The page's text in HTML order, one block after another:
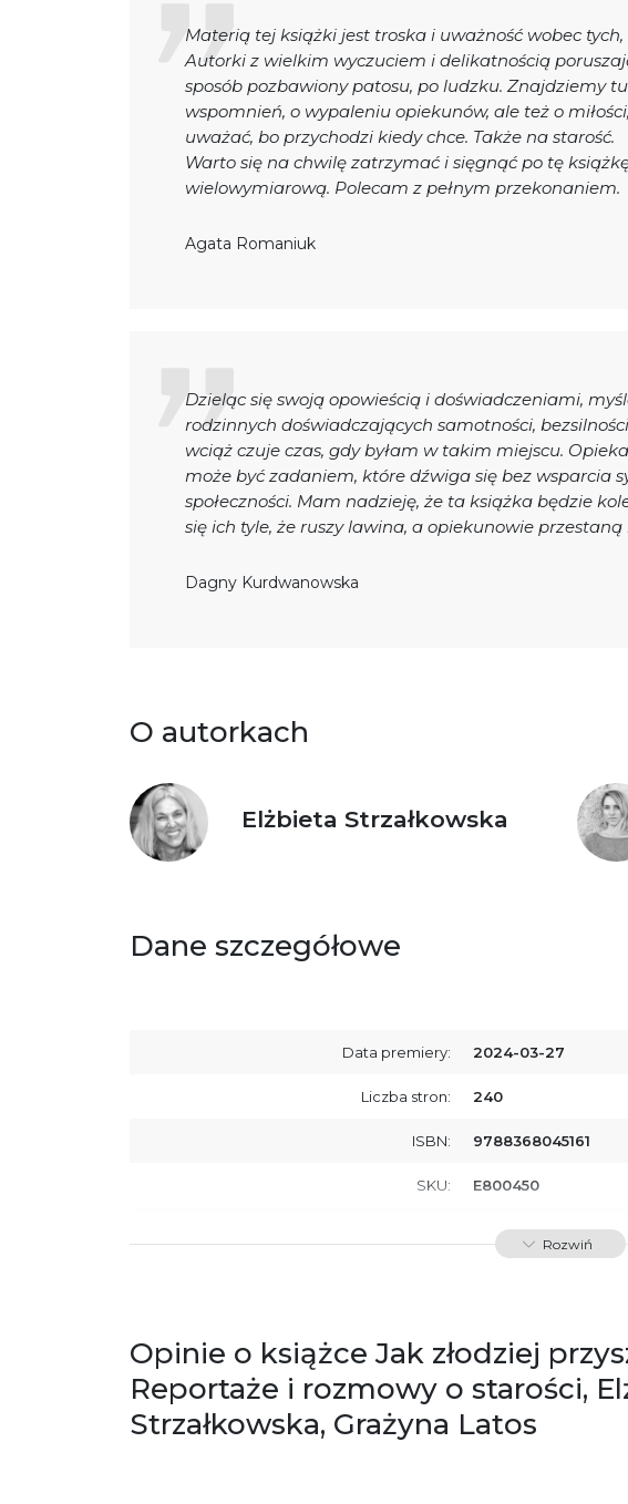
Materią tej książki jest troska i uważność wobec
Autorki z wielkim wyczuciem i delikatnością
sposób pozbawiony patosu, po ludzku. Znajdziemy
wspomnień, o wypaleniu opiekunów, ale też o
uważać, bo przychodzi kiedy chce. Także na starość.
Warto się na chwilę zatrzymać i sięgnąć po tę
wielowymiarową. Polecam z pełnym przekonaniem.
Agata Romaniuk
Dzieląc się swoją opowieścią i doświadczeniami,
rodzinnych doświadczających samotności,
wciąż czuje czas, gdy byłam w takim miejscu.
może być zadaniem, które dźwiga się bez wsparcia
społeczności. Mam nadzieję, że ta książka będzie
się ich tyle, że ruszy lawina, a opiekunowie
Dagny Kurdwanowska
O autorkach
Elżbieta Strzałkowska
Dane szczegółowe
Data premiery: 2024-03-27
Liczba stron: 240
ISBN: 9788368045161
SKU: E800450
zgodność produktu z przepisami:
Wydawnictwo
ul. Fredry 8
Ostrzeżenia oraz informacje dotyczące
bezpieczeństwa:
Załącznik PDF
Rozwiń
Opinie o książce Jak złodziej
Reportaże i rozmowy o starości,
Strzałkowska, Grażyna Latos